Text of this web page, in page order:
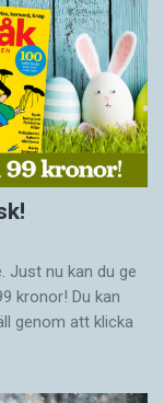
Just nu kan du ge
kronor! Du kan
genom att klicka